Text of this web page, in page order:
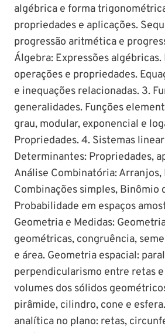
algébrica e forma
propriedades e aplicações.
progressão aritmética e
Álgebra: Expressões
operações e propriedades.
e inequações relacionadas. 3.
generalidades. Funções
grau, modular, exponencial e
Propriedades. 4. Sistemas
Determinantes: Propriedades,
Análise Combinatória: Arranjos,
Combinações simples, Binômio
Probabilidade em espaços
Geometria e Medidas:
geométricas, congruência,
e área. Geometria espacial:
perpendicularismo entre retas e
volumes dos sólidos
pirâmide, cilindro, cone e
analítica no plano: retas,